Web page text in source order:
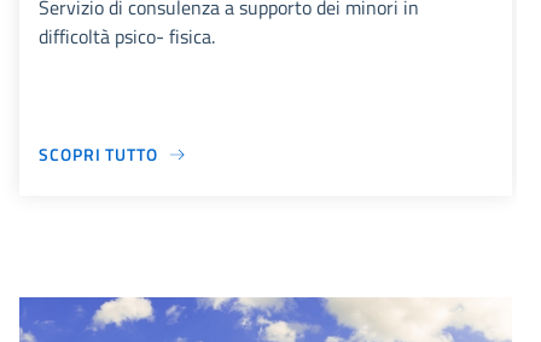
Servizio di consulenza a supporto dei minori in
difficoltà psico- fisica.
SCOPRI TUTTO